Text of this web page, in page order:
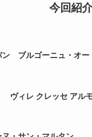
今回紹
ン ブルゴーニュ・オー
ヴィレ クレッセ アル